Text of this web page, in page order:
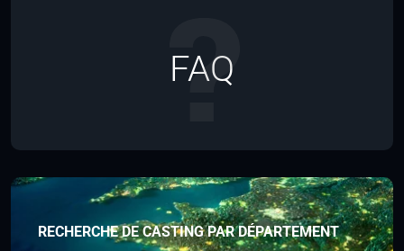
FAQ
RECHERCHE DE CASTING PAR DÉPARTEMENT